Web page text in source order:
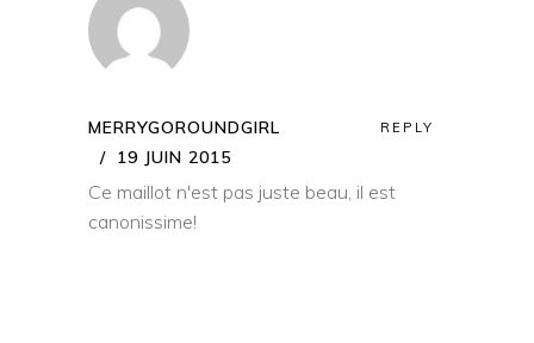
MERRYGOROUNDGIRL
19 JUIN 2015
REPLY
Ce maillot n'est pas juste beau, il est
canonissime!